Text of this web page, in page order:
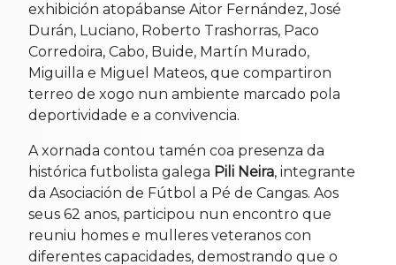
exhibición atopábanse Aitor Fernández, José
Durán, Luciano, Roberto Trashorras, Paco
Corredoira, Cabo, Buide, Martín Murado,
Miguilla e Miguel Mateos, que compartiron
terreo de xogo nun ambiente marcado pola
deportividade e a convivencia.
A xornada contou tamén coa presenza da
histórica futbolista galega Pili Neira, integrante
da Asociación de Fútbol a Pé de Cangas. Aos
seus 62 anos, participou nun encontro que
reuniu homes e mulleres veteranos con
diferentes capacidades, demostrando que o